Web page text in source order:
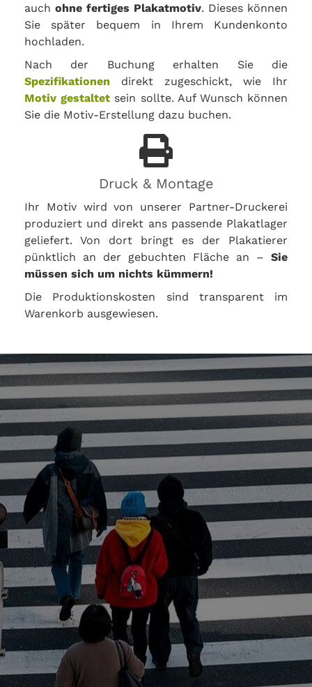
auch ohne fertiges Plakatmotiv. Dieses können
Sie später bequem in Ihrem Kundenkonto
hochladen.
Nach der Buchung erhalten Sie die
Spezifikationen direkt zugeschickt, wie Ihr
Motiv gestaltet sein sollte. Auf Wunsch können
Sie die Motiv-Erstellung dazu buchen.
Druck & Montage
Ihr Motiv wird von unserer Partner-Druckerei
produziert und direkt ans passende Plakatlager
geliefert. Von dort bringt es der Plakatierer
pünktlich an der gebuchten Fläche an – Sie
müssen sich um nichts kümmern!
Die Produktionskosten sind transparent im
Warenkorb ausgewiesen.